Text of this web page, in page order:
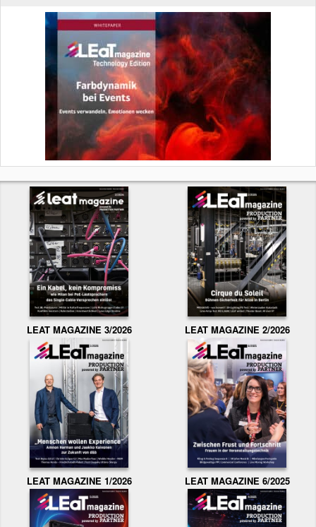
LEAT MAGAZINE 3/2026 LEAT MAGAZINE 2/2026
LEAT MAGAZINE 1/2026 LEAT MAGAZINE 6/2025